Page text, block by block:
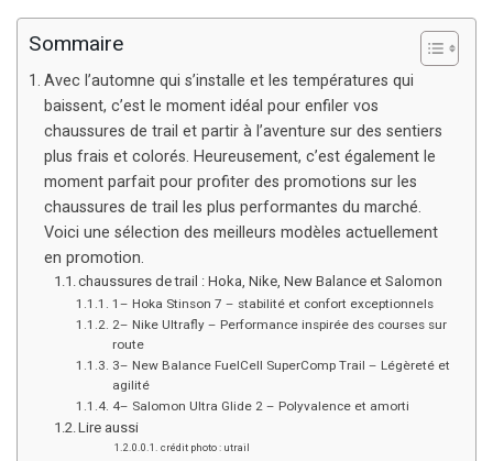
Sommaire
Avec l’automne qui s’installe et les températures qui
baissent, c’est le moment idéal pour enfiler vos
chaussures de trail et partir à l’aventure sur des sentiers
plus frais et colorés. Heureusement, c’est également le
moment parfait pour profiter des promotions sur les
chaussures de trail les plus performantes du marché.
Voici une sélection des meilleurs modèles actuellement
en promotion.
chaussures de trail : Hoka, Nike, New Balance et Salomon
1– Hoka Stinson 7 – stabilité et confort exceptionnels
2– Nike Ultrafly – Performance inspirée des courses sur
route
3– New Balance FuelCell SuperComp Trail – Légèreté et
agilité
4– Salomon Ultra Glide 2 – Polyvalence et amorti
Lire aussi
crédit photo : utrail